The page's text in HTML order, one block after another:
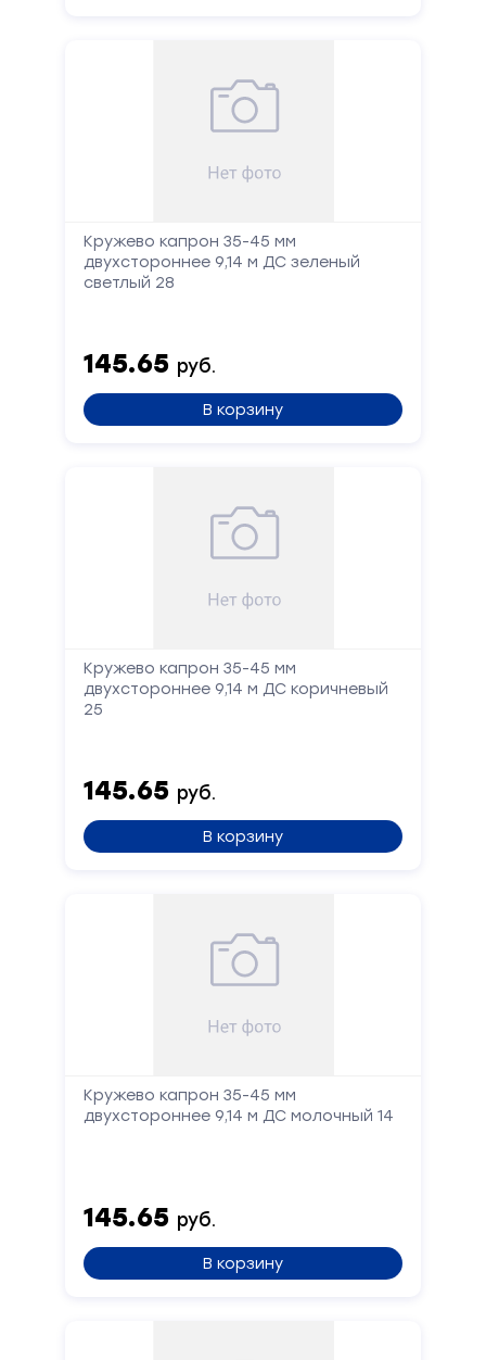
Кружево капрон 35-45 мм
двухстороннее 9,14 м ДС зеленый
светлый 28
145.65 руб.
В корзину
Кружево капрон 35-45 мм
двухстороннее 9,14 м ДС коричневый
25
145.65 руб.
В корзину
Кружево капрон 35-45 мм
двухстороннее 9,14 м ДС молочный 14
145.65 руб.
В корзину